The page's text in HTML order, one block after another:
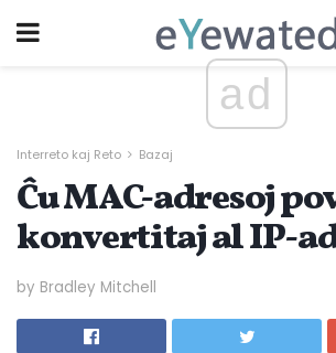
ad
Interreto kaj Reto Bazaj
Ĉu MAC-adresoj
konvertitaj al IP-
by Bradley Mitchell